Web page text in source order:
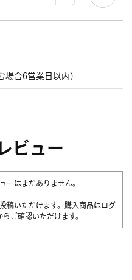
合6営業日以内）
ビュー
ーはまだありません。
稿いただけます。購入商品はログ
らご確認いただけます。